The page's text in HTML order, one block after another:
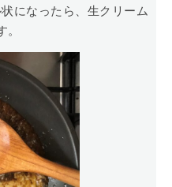
になったら、生クリーム